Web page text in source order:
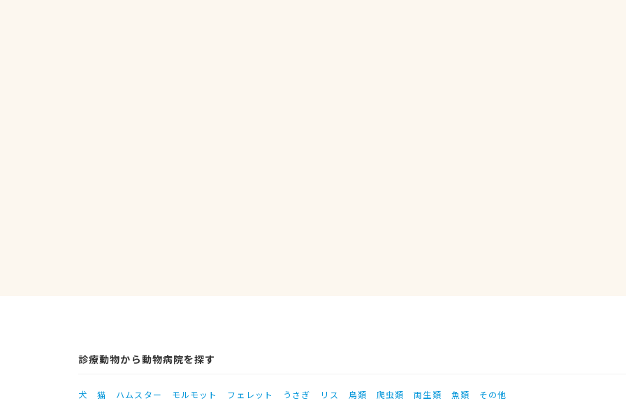
診療動物から動物病院を探す
犬 猫 ハムスター モルモット フェレット うさぎ リス 鳥類 爬虫類 両生類 魚類 その他